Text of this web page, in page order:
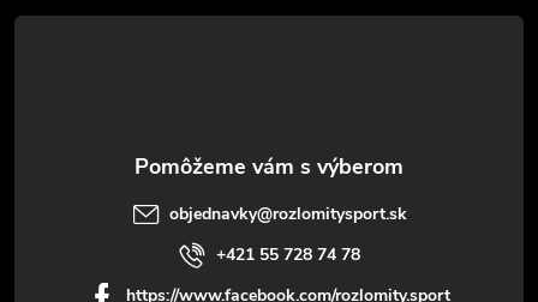
t
objednavky@rozlomitysport.sk
+421 55 728 74 78
https://www.facebook.com/rozlomity.sport